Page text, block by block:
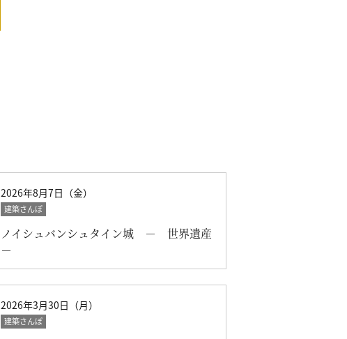
2026年8月7日（金）
建築さんぽ
ノイシュバンシュタイン城 － 世界遺産
－
2026年3月30日（月）
建築さんぽ